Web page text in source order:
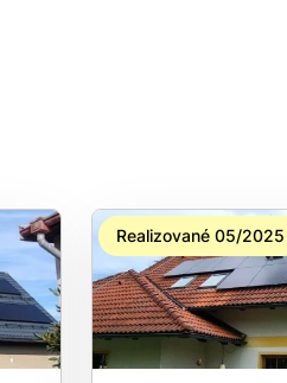
Realizované 05/2025